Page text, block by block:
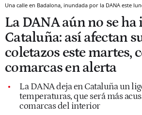
Una calle en Badalona, inundada por la DANA este
La DANA aún no se ha
Cataluña: así afectan
coletazos este martes,
comarcas en alerta
La DANA deja en Cataluña un
temperaturas, que será más
comarcas del interior